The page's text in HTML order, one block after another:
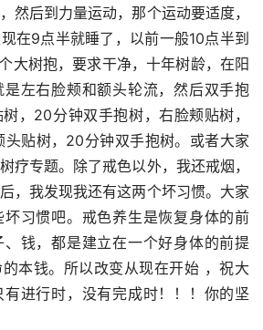
然后到力量运动，那个运动要适度，
在9点半就睡了，以前一般10点半到
大树抱，要求干净，十年树龄，在阳
左右脸颊和额头轮流，然后双手抱
，20分钟双手抱树，右脸颊贴树，
贴树，20分钟双手抱树。或者大家
疗专题。除了戒色以外，我还戒烟，
，我发现我还有这两个坏习惯。大家
习惯吧。戒色养生是恢复身体的前
钱，都是建立在一个好身体的前提
本钱。所以改变从现在开始 ，祝大
进行时，没有完成时！！！你的坚